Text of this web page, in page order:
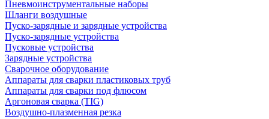
Пневмоинструментальные наборы
Шланги воздушные
Пуско-зарядные и зарядные устройства
Пуско-зарядные устройства
Пусковые устройства
Зарядные устройства
Сварочное оборудование
Аппараты для сварки пластиковых труб
Аппараты для сварки под флюсом
Аргоновая сварка (TIG)
Воздушно-плазменная резка